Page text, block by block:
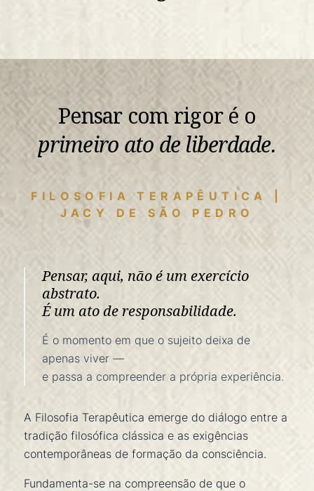
Pensar com rigor é o
primeiro ato de liberdade.
FILOSOFIA TERAPÊUTICA |
JACY DE SÃO PEDRO
Pensar, aqui, não é um exercício
abstrato.
É um ato de responsabilidade.
É o momento em que o sujeito deixa de
apenas viver —
e passa a compreender a própria experiência.
A Filosofia Terapêutica emerge do diálogo entre a
tradição filosófica clássica e as exigências
contemporâneas de formação da consciência.
Fundamenta-se na compreensão de que o